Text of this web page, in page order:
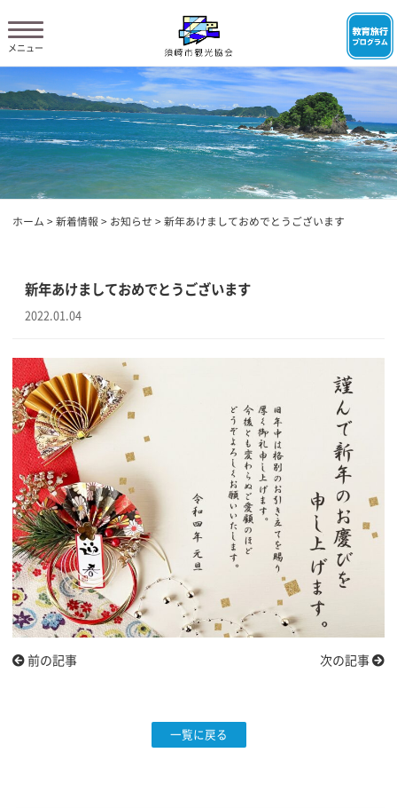
ホーム > 新着情報 > お知らせ > 新年あけましておめでとうございます
新年あけましておめでとうございます
2022.01.04
前の記事 次の記事
一覧に戻る